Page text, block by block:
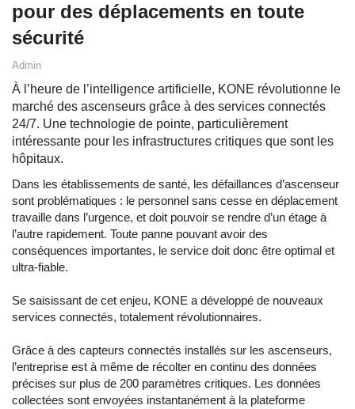
pour des déplacements en toute
sécurité
Admin
À l’heure de l’intelligence artificielle, KONE révolutionne le
marché des ascenseurs grâce à des services connectés
24/7. Une technologie de pointe, particulièrement
intéressante pour les infrastructures critiques que sont les
hôpitaux.
Dans les établissements de santé, les défaillances d’ascenseur
sont problématiques : le personnel sans cesse en déplacement
travaille dans l’urgence, et doit pouvoir se rendre d’un étage à
l’autre rapidement. Toute panne pouvant avoir des
conséquences importantes, le service doit donc être optimal et
ultra-fiable.
Se saisissant de cet enjeu, KONE a développé de nouveaux
services connectés, totalement révolutionnaires.
Grâce à des capteurs connectés installés sur les ascenseurs,
l’entreprise est à même de récolter en continu des données
précises sur plus de 200 paramètres critiques. Les données
collectées sont envoyées instantanément à la plateforme